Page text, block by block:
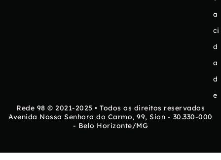
a
ci
d
a
d
e
Rede 98 © 2021-2025 • Todos os direitos reservados
Avenida Nossa Senhora do Carmo, 99, Sion - 30.330-000
- Belo Horizonte/MG